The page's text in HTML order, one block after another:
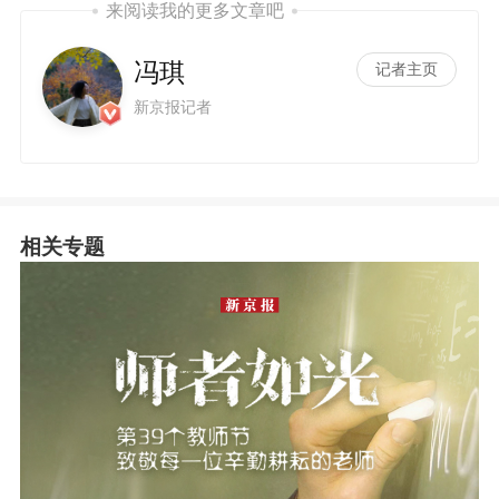
来阅读我的更多文章吧
冯琪
新京报记者
记者主页
相关专题